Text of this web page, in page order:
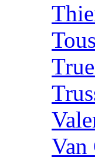
Tous
Van